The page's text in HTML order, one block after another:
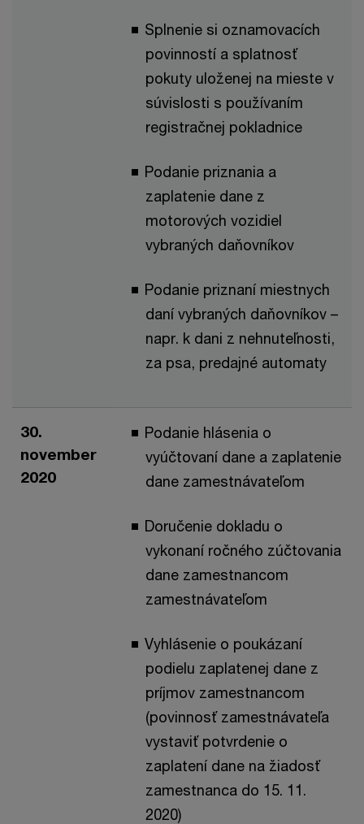
Splnenie si oznamovacích
povinností a splatnosť
pokuty uloženej na mieste v
súvislosti s používaním
registračnej pokladnice
Podanie priznania a
zaplatenie dane z
motorových vozidiel
vybraných daňovníkov
Podanie priznaní miestnych
daní vybraných daňovníkov –
napr. k dani z nehnuteľnosti,
za psa, predajné automaty
30.
november
2020
Podanie hlásenia o
vyúčtovaní dane a zaplatenie
dane zamestnávateľom
Doručenie dokladu o
vykonaní ročného zúčtovania
dane zamestnancom
zamestnávateľom
Vyhlásenie o poukázaní
podielu zaplatenej dane z
príjmov zamestnancom
(povinnosť zamestnávateľa
vystaviť potvrdenie o
zaplatení dane na žiadosť
zamestnanca do 15. 11.
2020)